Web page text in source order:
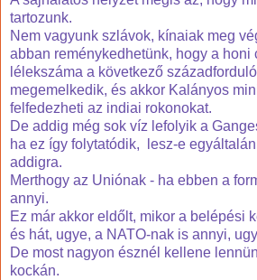
tartozunk.
Nem vagyunk szlávok, kínaiak meg
abban reménykedhetünk, hogy a honi
lélekszáma a következő
megemelkedik, és akkor Kalányos
felfedezheti az indiai rokonokat.
De addig még sok víz lefolyik a
ha ez így folytatódik, lesz-e
addigra.
Merthogy az Uniónak - ha ebben a
annyi.
Ez már akkor eldőlt, mikor a belépési
és hát, ugye, a NATO-nak is annyi,
De most nagyon észnél kellene
kockán.